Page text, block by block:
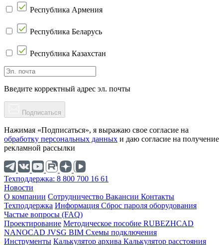
Республика Армения
Республика Беларусь
Республика Казахстан
Введите корректный адрес эл. почты
Подписаться
Нажимая «Подписаться», я выражаю свое согласие на
обработку персональных данных и даю согласие на получение
рекламной рассылки
Техподдержка: 8 800 700 16 61
Новости
О компании Cотрудничество Вакансии Контакты
Техподдержка Информация Сброс пароля оборудования
Частые вопросы (FAQ)
Проектирование Методическое пособие RUBEZHCAD
NANOCAD JVSG BIM Схемы подключения
Инструменты Калькулятор архива Калькулятор расстояния